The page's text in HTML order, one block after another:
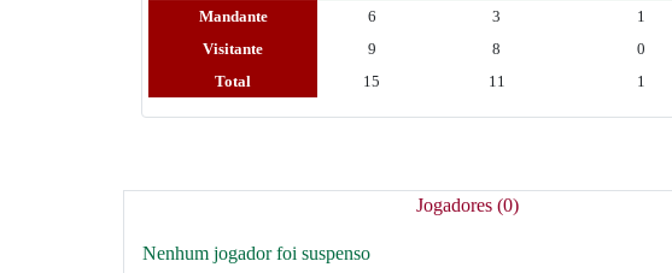
Mandante 6 3 1
Visitante
9 8 0
Total
15 11 1
Jogadores (0)
Nenhum jogador foi suspenso